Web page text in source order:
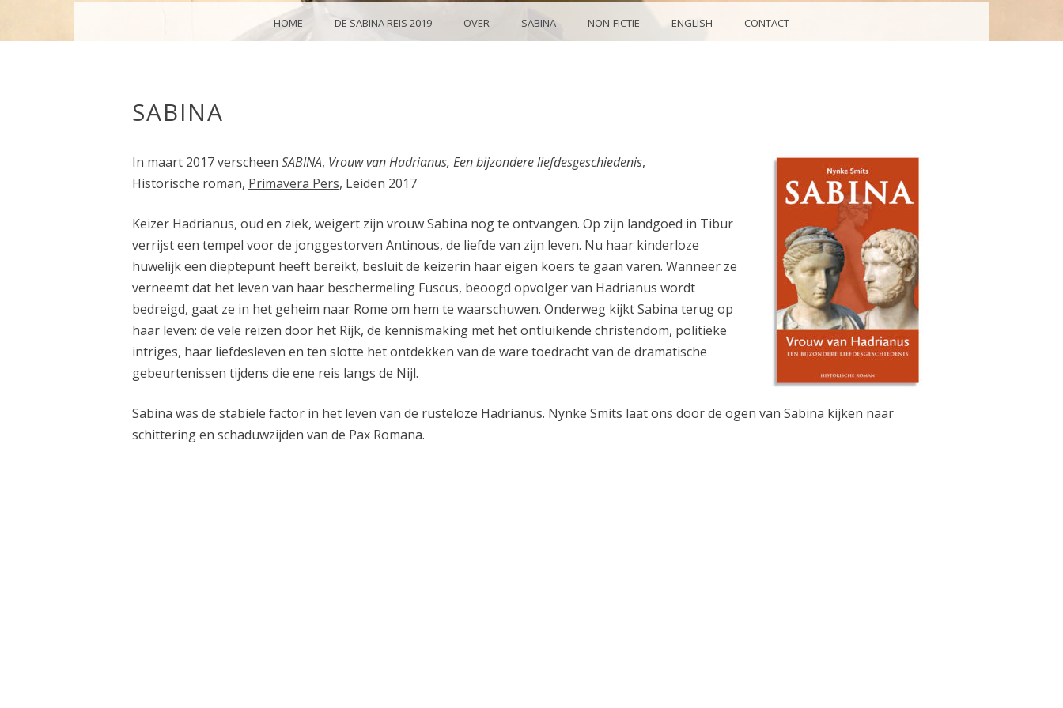
HOME DE SABINA REIS 2019 OVER SABINA NON-FICTIE ENGLISH CONTACT
SABINA
In maart 2017 verscheen SABINA, Vrouw van Hadrianus, Een bijzondere liefdesgeschiedenis,
Historische roman, Primavera Pers, Leiden 2017
Keizer Hadrianus, oud en ziek, weigert zijn vrouw Sabina nog te ontvangen. Op zijn landgoed in Tibur
verrijst een tempel voor de jonggestorven Antinous, de liefde van zijn leven. Nu haar kinderloze
huwelijk een dieptepunt heeft bereikt, besluit de keizerin haar eigen koers te gaan varen. Wanneer ze
verneemt dat het leven van haar beschermeling Fuscus, beoogd opvolger van Hadrianus wordt
bedreigd, gaat ze in het geheim naar Rome om hem te waarschuwen. Onderweg kijkt Sabina terug op
haar leven: de vele reizen door het Rijk, de kennismaking met het ontluikende christendom, politieke
intriges, haar liefdesleven en ten slotte het ontdekken van de ware toedracht van de dramatische
gebeurtenissen tijdens die ene reis langs de Nijl.
Sabina was de stabiele factor in het leven van de rusteloze Hadrianus. Nynke Smits laat ons door de ogen van Sabina kijken naar
schittering en schaduwzijden van de Pax Romana.